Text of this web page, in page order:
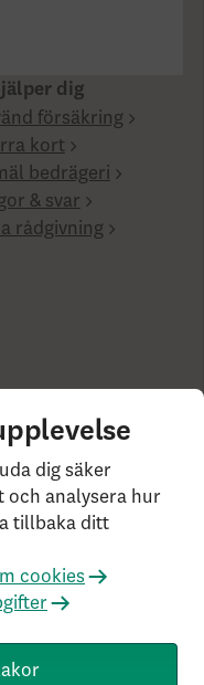
dig
försäkring
kort
bedrägeri
& svar
rådgivning
&
dina personuppgifter
dig säker
analysera hur
tillbaka ditt
cookies